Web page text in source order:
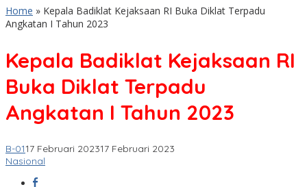
Home » Kepala Badiklat Kejaksaan RI Buka Diklat Terpadu
Angkatan I Tahun 2023
Kepala Badiklat Kejaksaan RI
Buka Diklat Terpadu
Angkatan I Tahun 2023
B-0117 Februari 202317 Februari 2023
Nasional